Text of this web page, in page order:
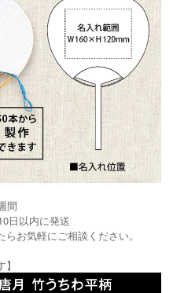
間
日以内に発送
お気軽にご相談ください。